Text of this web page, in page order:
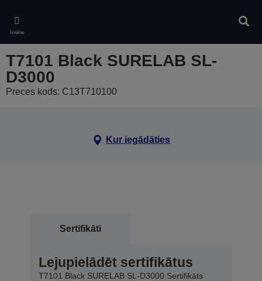
main
content
Izvēlne
T7101 Black SURELAB SL-
D3000
Preces kods: C13T710100
Kur iegādāties
Sertifikāti
Lejupielādēt sertifikātus
T7101 Black SURELAB SL-D3000 Sertifikāts